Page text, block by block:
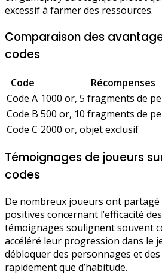
excessif à farmer des ressources.
Comparaison des
codes
Code Récompenses
Code A 1000 or, 5 fragments de
Code B 500 or, 10 fragments de
Code C 2000 or, objet exclusif
Témoignages de joueurs
codes
De nombreux joueurs ont partagé
positives concernant l’efficacité
témoignages soulignent souvent
accéléré leur progression dans le
débloquer des personnages et
rapidement que d’habitude.